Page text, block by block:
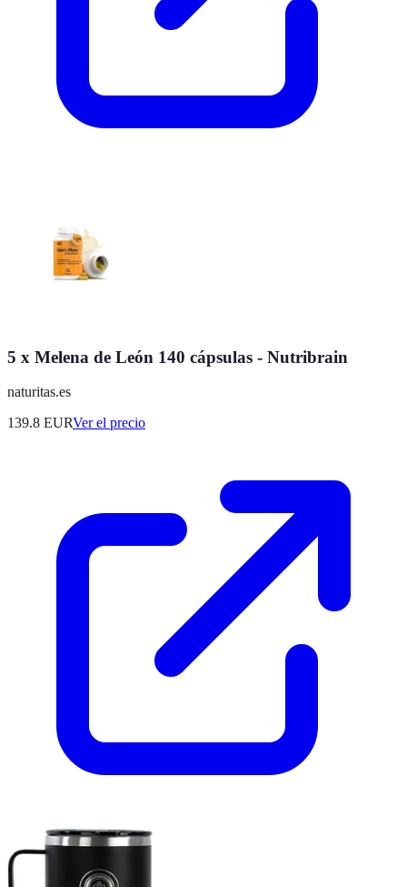
5 x Melena de León 140 cápsulas - Nutribrain
naturitas.es
139.8 EURVer el precio